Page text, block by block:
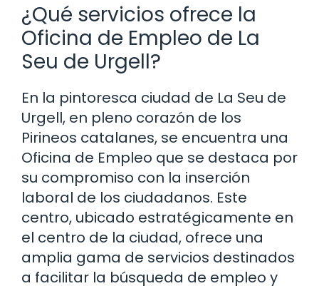
¿Qué servicios ofrece la
Oficina de Empleo de La
Seu de Urgell?
En la pintoresca ciudad de La Seu de
Urgell, en pleno corazón de los
Pirineos catalanes, se encuentra una
Oficina de Empleo que se destaca por
su compromiso con la inserción
laboral de los ciudadanos. Este
centro, ubicado estratégicamente en
el centro de la ciudad, ofrece una
amplia gama de servicios destinados
a facilitar la búsqueda de empleo y